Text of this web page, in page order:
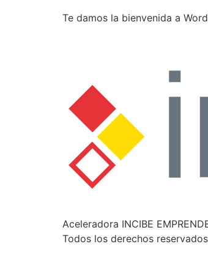
Te damos la bienvenida a
Aceleradora INCIBE
Todos los derechos reservados